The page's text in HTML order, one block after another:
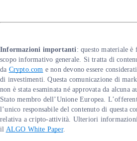
Informazioni importanti: questo materiale è
scopo informativo generale. Si tratta di
da Crypto.com e non devono essere
di investimenti. Questa comunicazione di
non è stata esaminata né approvata da alcuna
Stato membro dell’Unione Europea.
l’unico responsabile del contenuto di questa
relativa a cripto-attività. Ulteriori
il ALGO White Paper.